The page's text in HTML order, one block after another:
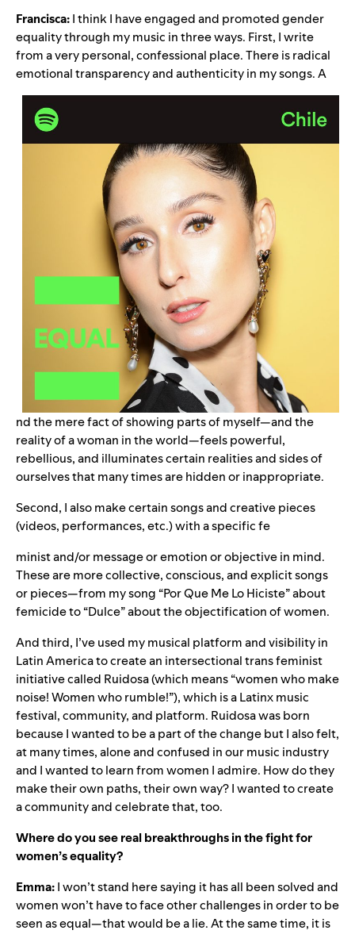
Francisca:I think I have engaged and promoted gender
equality through my music in three ways. First, I write
from a very personal, confessional place. There is radical
emotional transparency and authenticity in my songs. A
nd the mere fact of showing parts of myself—and the
reality of a woman in the world—feels powerful,
rebellious, and illuminates certain realities and sides of
ourselves that many times are hidden or inappropriate.
Second, I also make certain songs and creative pieces
(videos, performances, etc.) with a specific fe
minist and/or message or emotion or objective in mind.
These are more collective, conscious, and explicit songs
or pieces—from my song “Por Que Me Lo Hiciste” about
femicide to “Dulce” about the objectification of women.
And third, I’ve used my musical platform and visibility in
Latin America to create an intersectional trans feminist
initiative called Ruidosa (which means “women who make
noise! Women who rumble!”), which is a Latinx music
festival, community, and platform. Ruidosa was born
because I wanted to be a part of the change but I also felt,
at many times, alone and confused in our music industry
and I wanted to learn from women I admire. How do they
make their own paths, their own way? I wanted to create
a community and celebrate that, too.
Where do you see real breakthroughs in the fight for
women’s equality?
Emma:I won’t stand here saying it has all been solved and
women won’t have to face other challenges in order to be
seen as equal—that would be a lie. At the same time, it is